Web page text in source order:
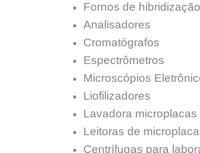
Fornos de hibridização
Analisadores
Cromatógrafos
Espectrômetros
Microscópios
Liofilizadores
Lavadora microplacas
Leitoras de
Centrífugas para